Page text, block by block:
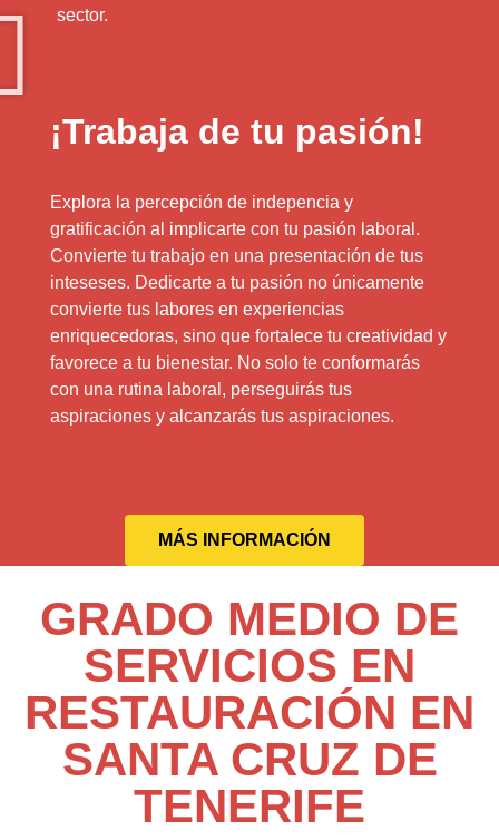
sector.
¡Trabaja de tu pasión!
Explora la percepción de indepencia y
gratificación al implicarte con tu pasión laboral.
Convierte tu trabajo en una presentación de tus
inteseses. Dedicarte a tu pasión no únicamente
convierte tus labores en experiencias
enriquecedoras, sino que fortalece tu creatividad y
favorece a tu bienestar. No solo te conformarás
con una rutina laboral, perseguirás tus
aspiraciones y alcanzarás tus aspiraciones.
MÁS INFORMACIÓN
GRADO MEDIO DE
SERVICIOS EN
RESTAURACIÓN EN
SANTA CRUZ DE
TENERIFE